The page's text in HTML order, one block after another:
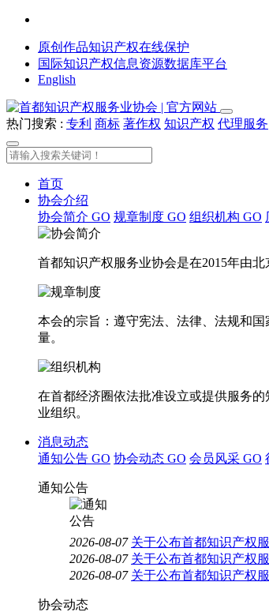
原创作品知识产权在线保护
国际知识产权信息资源数据库平台
English
热门搜索 : 专利 商标 著作权 知识产权 代理服务
首页
协会介绍
协会简介 GO 规章制度 GO 组织机构 GO
首都知识产权服务业协会是在2015年由
本会的宗旨：遵守宪法、法律、法规和
量。
在首都经济圈依法批准设立或提供服务
业组织。
消息动态
通知公告 GO 协会动态 GO 会员风采 GO
通知公告
2026-08-07 关于公布首都知识产权
2026-08-07 关于公布首都知识产权
2026-08-07 关于公布首都知识产权
协会动态